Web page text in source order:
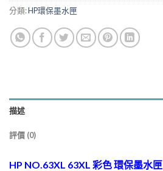
分類:HP環保墨水匣
描述
評價 (0)
HP NO.63XL 63XL 彩色 環保墨水匣